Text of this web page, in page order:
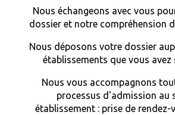
Nous échangeons avec vous
dossier et notre compréhension
Nous déposons votre dossier
établissements que vous avez
Nous vous accompagnons
processus d'admission au
établissement : prise de rendez-